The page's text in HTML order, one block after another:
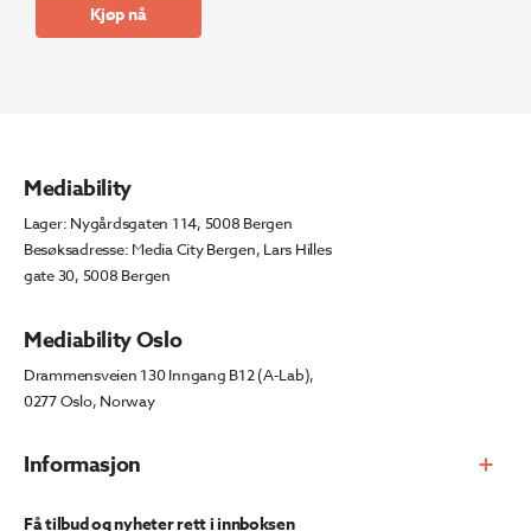
Kjøp nå
Informasjon
Mediability
Lager: Nygårdsgaten 114, 5008 Bergen
Besøksadresse: Media City Bergen, Lars Hilles
gate 30, 5008 Bergen
Mediability Oslo
Drammensveien 130 Inngang B12 (A-Lab),
0277 Oslo, Norway
Få tilbud og nyheter rett i innboksen